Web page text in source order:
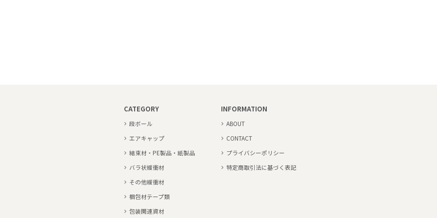
CATEGORY
段ボール
エアキャップ
結束材・PE製品・紙製品
バラ状緩衝材
その他緩衝材
梱包材テープ類
包装関連資材
INFORMATION
ABOUT
CONTACT
プライバシーポリシー
特定商取引法に基づく表記